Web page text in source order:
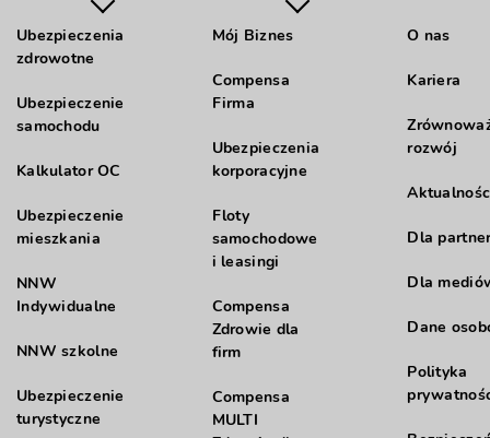
Ubezpieczenia
zdrowotne
Ubezpieczenie
samochodu
Kalkulator OC
Ubezpieczenie
mieszkania
NNW
Indywidualne
NNW szkolne
Ubezpieczenie
turystyczne
Mój Biznes
Compensa
Firma
Ubezpieczenia
korporacyjne
Floty
samochodowe
i leasingi
Compensa
Zdrowie dla
firm
Compensa
MULTI
O nas
Kariera
rozwój
Dla
Dla
Dane
Polityka